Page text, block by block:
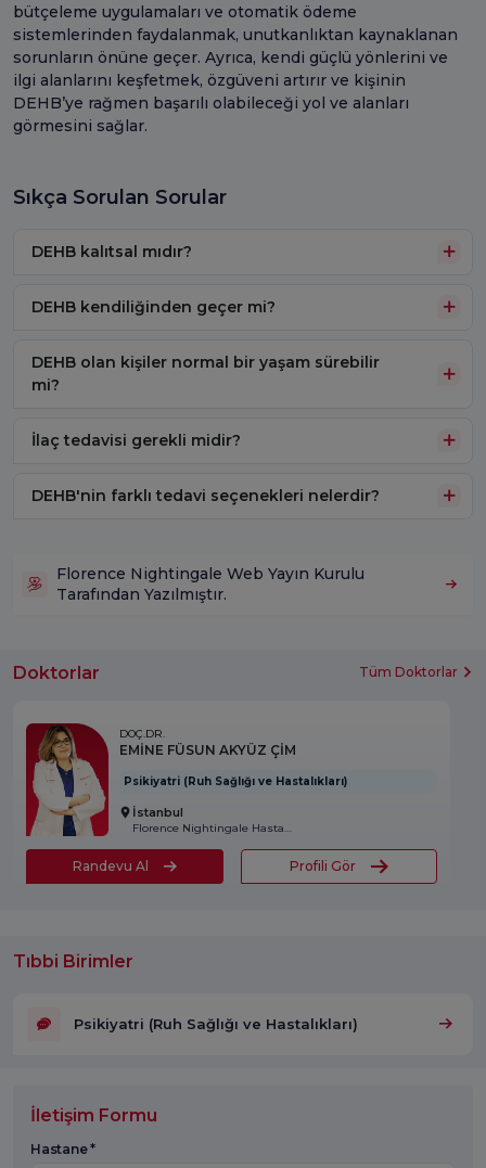
bütçeleme uygulamaları ve otomatik ödeme
sistemlerinden faydalanmak, unutkanlıktan kaynaklanan
sorunların önüne geçer. Ayrıca, kendi güçlü yönlerini ve
ilgi alanlarını keşfetmek, özgüveni artırır ve kişinin
DEHB’ye rağmen başarılı olabileceği yol ve alanları
görmesini sağlar.
Sıkça Sorulan Sorular
DEHB kalıtsal mıdır?
DEHB kendiliğinden geçer mi?
DEHB olan kişiler normal bir yaşam sürebilir
mi?
İlaç tedavisi gerekli midir?
DEHB'nin farklı tedavi seçenekleri nelerdir?
Florence Nightingale Web Yayın Kurulu
Tarafından Yazılmıştır.
Doktorlar Tüm Doktorlar
DOÇ.DR.
EMİNE FÜSUN AKYÜZ ÇİM
Psikiyatri (Ruh Sağlığı ve Hastalıkları)
İstanbul
Florence Nightingale Hastanesi
Randevu Al Profili Gör
Tıbbi Birimler
Psikiyatri (Ruh Sağlığı ve Hastalıkları)
İletişim Formu
Hastane *